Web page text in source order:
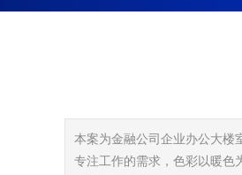
本案为金融公司企业办公大楼
专注工作的需求，色彩以暖色